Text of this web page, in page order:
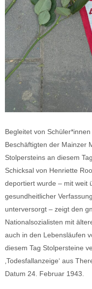
Begleitet von
Beschäftigten der Mainzer
Stolpersteins an diesem
Schicksal von Henriette
deportiert wurde – mit weit
gesundheitlicher
unterversorgt – zeigt den
Nationalsozialisten mit
auch in den Lebensläufen
diesem Tag Stolpersteine
‚Todesfallanzeige‘ aus
Datum 24. Februar 1943.